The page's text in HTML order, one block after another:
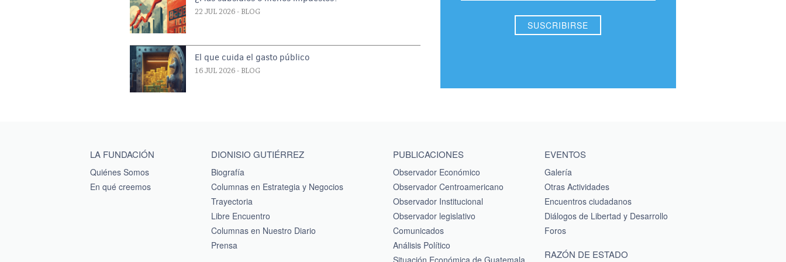
22 JUL 2026 - BLOG
El que cuida el gasto público
16 JUL 2026 - BLOG
Main menu footer
LA FUNDACIÓN
Quiénes Somos
En qué creemos
DIONISIO GUTIÉRREZ
Biografía
Columnas en Estrategia y Negocios
Trayectoria
Libre Encuentro
Columnas en Nuestro Diario
Prensa
PUBLICACIONES
Observador Económico
Observador Centroamericano
Observador Institucional
Observador legislativo
Comunicados
Análisis Político
Situación Económica de Guatemala
EVENTOS
Galería
Otras Actividades
Encuentros ciudadanos
Diálogos de Libertad y Desarrollo
Foros
RAZÓN DE ESTADO